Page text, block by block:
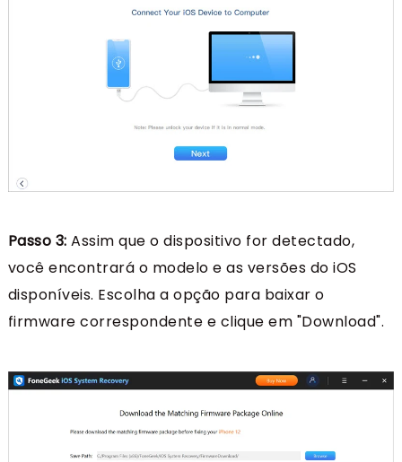
Passo 3:Assim que o dispositivo for detectado,
você encontrará o modelo e as versões do iOS
disponíveis. Escolha a opção para baixar o
firmware correspondente e clique em "Download".